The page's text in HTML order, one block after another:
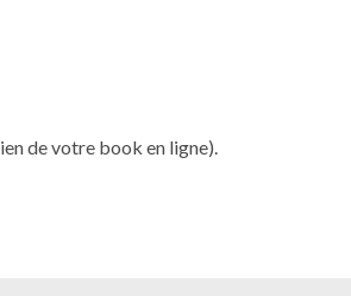
de votre book en ligne).